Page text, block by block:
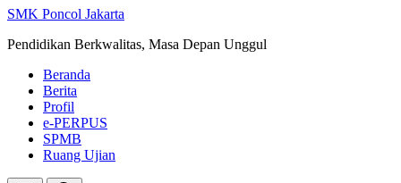
SMK Poncol Jakarta
Pendidikan Berkwalitas, Masa Depan Unggul
Beranda
Berita
Profil
e-PERPUS
SPMB
Ruang Ujian